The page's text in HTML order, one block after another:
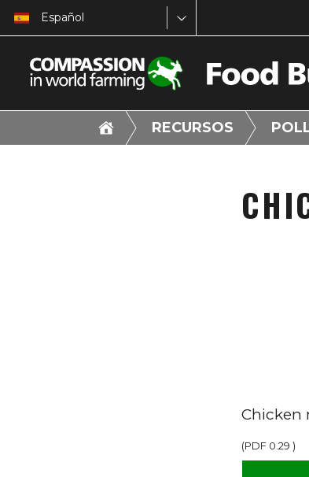
Español
RECURSOS
Chicken
(PDF 0.29 )